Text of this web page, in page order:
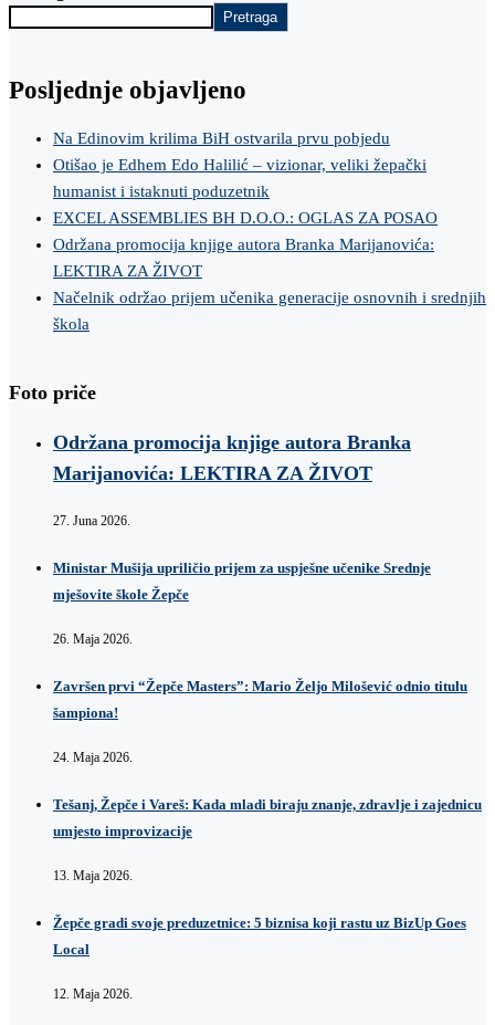
Pretraga
Posljednje objavljeno
Na Edinovim krilima BiH ostvarila prvu pobjedu
Otišao je Edhem Edo Halilić – vizionar, veliki žepački
humanist i istaknuti poduzetnik
EXCEL ASSEMBLIES BH D.O.O.: OGLAS ZA POSAO
Održana promocija knjige autora Branka Marijanovića:
LEKTIRA ZA ŽIVOT
Načelnik održao prijem učenika generacije osnovnih i srednjih
škola
Foto priče
Održana promocija knjige autora Branka
Marijanovića: LEKTIRA ZA ŽIVOT
27. Juna 2026.
Ministar Mušija upriličio prijem za uspješne učenike Srednje
mješovite škole Žepče
26. Maja 2026.
Završen prvi “Žepče Masters”: Mario Željo Milošević odnio titulu
šampiona!
24. Maja 2026.
Tešanj, Žepče i Vareš: Kada mladi biraju znanje, zdravlje i zajednicu
umjesto improvizacije
13. Maja 2026.
Žepče gradi svoje preduzetnice: 5 biznisa koji rastu uz BizUp Goes
Local
12. Maja 2026.